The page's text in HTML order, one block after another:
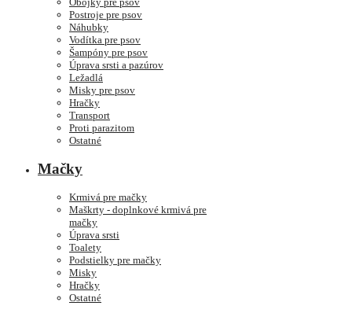
Postroje pre psov
Náhubky
Vodítka pre psov
Šampóny pre psov
Úprava srsti a pazúrov
Ležadlá
Misky pre psov
Hračky
Transport
Proti parazitom
Ostatné
Mačky
Krmivá pre mačky
Maškrty - doplnkové krmivá pre
mačky
Úprava srsti
Toalety
Podstielky pre mačky
Misky
Hračky
Ostatné